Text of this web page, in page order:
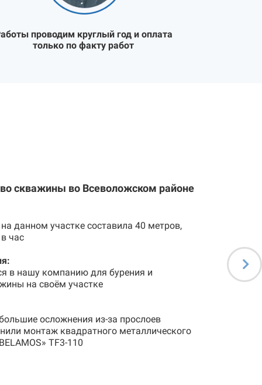
проводим круглый год и оплата
только по факту работ
скважины во Всеволожском районе
данном участке составила 40 метров,
час
в нашу компанию для бурения и
на своём участке
осложнения из-за прослоев
монтаж квадратного металлического
TF3-110